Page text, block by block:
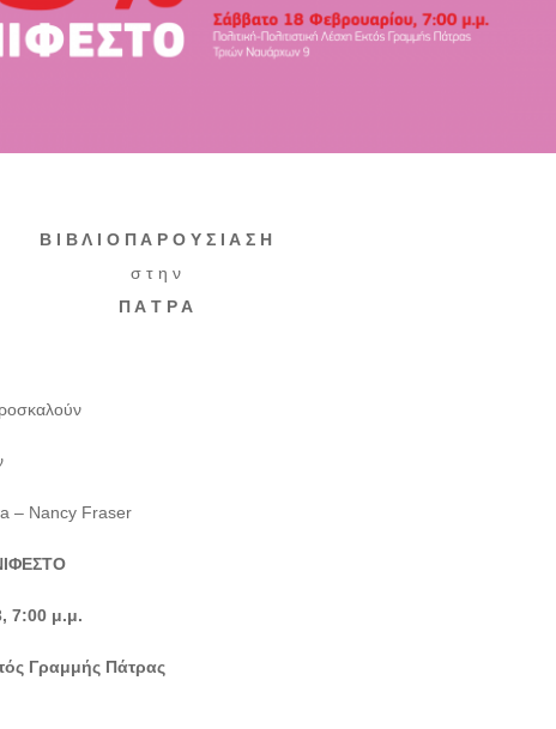
Β Ι Β Λ Ι Ο Π Α Ρ Ο Υ Σ Ι Α Σ Η
σ τ η ν
Π Α Τ Ρ Α
– Nancy Fraser
7:00 μ.μ.
Γραμμής Πάτρας